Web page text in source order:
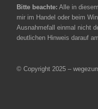
Bitte beachte: Alle in
mir im Handel oder beim
Ausnahmefall einmal nicht
deutlichen Hinweis darauf
© Copyright 2025 –